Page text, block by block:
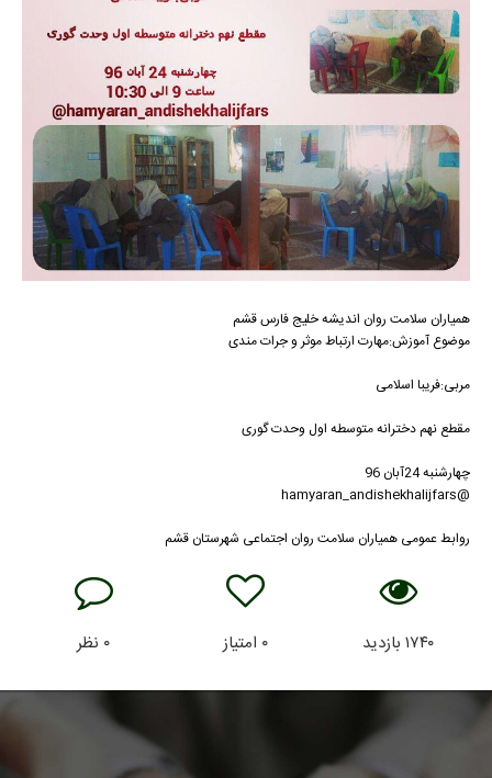
همیاران سلامت روان اندیشه خلیج فارس قشم
موضوع آموزش:مهارت ارتباط موثر و جرات مندی
مربی:فریبا اسلامی
مقطع نهم دخترانه متوسطه اول وحدت گوری
چهارشنبه 24آبان 96
@hamyaran_andishekhalijfars
روابط عمومی همیاران سلامت روان اجتماعی شهرستان قشم
۱۷۴۰بازدید ۰ امتیاز ۰ نظر